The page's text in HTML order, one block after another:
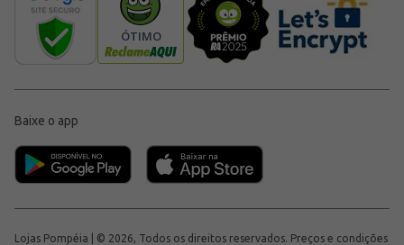
Baixe o app
Lojas Pompéia | © 2026, Todos os direitos reservados. Preços e condições